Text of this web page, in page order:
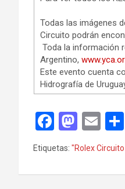
Todas las imágenes
Circuito podrán
Toda la información
Argentino,
Este evento cuenta
Hidrografía de
F
a
ce
b
M
a
st
o
E
m
ail
Etiquetas: "Rolex